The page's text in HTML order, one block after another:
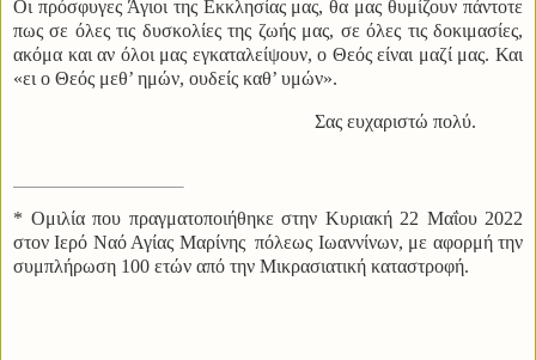
Οι πρόσφυγες Άγιοι της Εκκλησίας μας, θα μας θυμίζουν πάντοτε
πως σε όλες τις δυσκολίες της ζωής μας, σε όλες τις δοκιμασίες,
ακόμα και αν όλοι μας εγκαταλείψουν, ο Θεός είναι μαζί μας. Και
«ει ο Θεός μεθ’ ημών, ουδείς καθ’ υμών».
Σας ευχαριστώ πολύ.
* Ομιλία που πραγματοποιήθηκε στην Κυριακή 22 Μαΐου 2022
στον Ιερό Ναό Αγίας Μαρίνης πόλεως Ιωαννίνων, με αφορμή την
συμπλήρωση 100 ετών από την Μικρασιατική καταστροφή.